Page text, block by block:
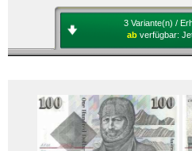
3 Variante(n) /
ab verfügbar: